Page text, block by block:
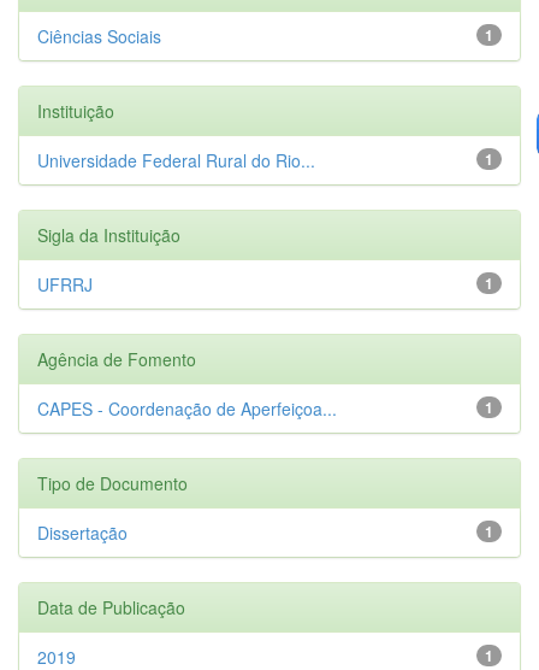
1
Ciências Sociais
Instituição
1
Universidade Federal Rural do Rio...
Sigla da Instituição
1
UFRRJ
Agência de Fomento
1
CAPES - Coordenação de Aperfeiçoa...
Tipo de Documento
1
Dissertação
Data de Publicação
1
2019